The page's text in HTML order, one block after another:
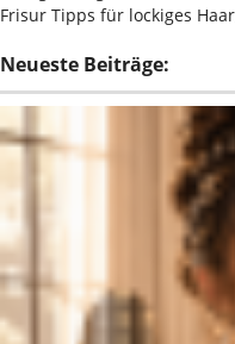
Frisur Tipps für lockiges
Neueste Beiträge: